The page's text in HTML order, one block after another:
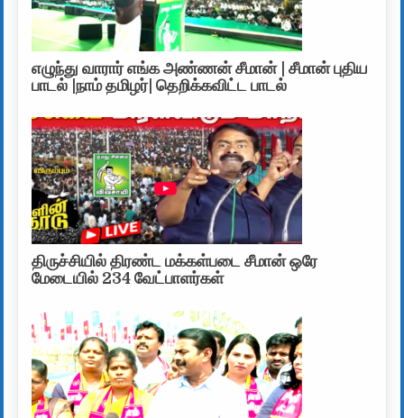
எழுந்து வாரார் எங்க அண்ணன் சீமான் | சீமான் புதிய
பாடல் |நாம் தமிழர்| தெறிக்கவிட்ட பாடல்
திருச்சியில் திரண்ட மக்கள்படை சீமான் ஒரே
மேடையில் 234 வேட்பாளர்கள்